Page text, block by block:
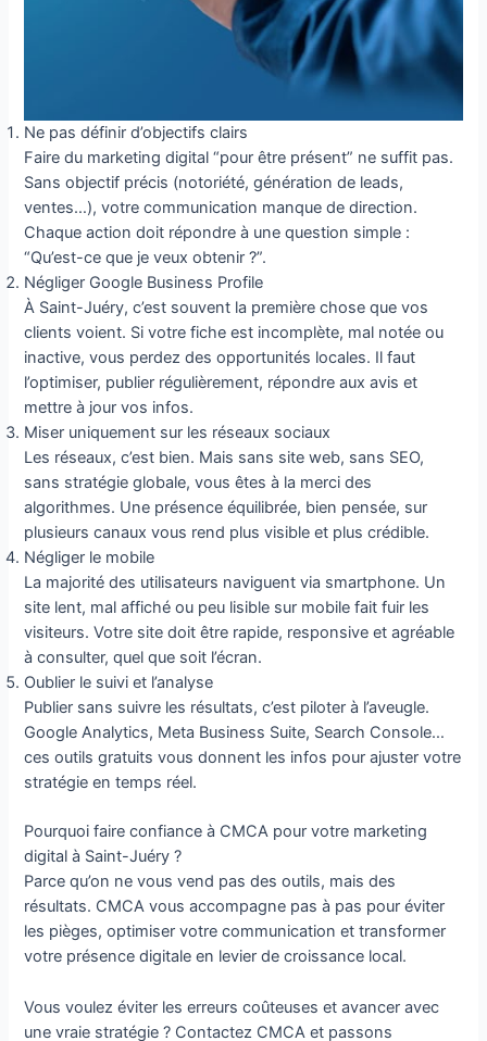
Ne pas définir d’objectifs clairs
Faire du marketing digital “pour être présent” ne suffit pas.
Sans objectif précis (notoriété, génération de leads,
ventes…), votre communication manque de direction.
Chaque action doit répondre à une question simple :
“Qu’est-ce que je veux obtenir ?”.
Négliger Google Business Profile
À Saint-Juéry, c’est souvent la première chose que vos
clients voient. Si votre fiche est incomplète, mal notée ou
inactive, vous perdez des opportunités locales. Il faut
l’optimiser, publier régulièrement, répondre aux avis et
mettre à jour vos infos.
Miser uniquement sur les réseaux sociaux
Les réseaux, c’est bien. Mais sans site web, sans SEO,
sans stratégie globale, vous êtes à la merci des
algorithmes. Une présence équilibrée, bien pensée, sur
plusieurs canaux vous rend plus visible et plus crédible.
Négliger le mobile
La majorité des utilisateurs naviguent via smartphone. Un
site lent, mal affiché ou peu lisible sur mobile fait fuir les
visiteurs. Votre site doit être rapide, responsive et agréable
à consulter, quel que soit l’écran.
Oublier le suivi et l’analyse
Publier sans suivre les résultats, c’est piloter à l’aveugle.
Google Analytics, Meta Business Suite, Search Console…
ces outils gratuits vous donnent les infos pour ajuster votre
stratégie en temps réel.
Pourquoi faire confiance à CMCA pour votre marketing
digital à Saint-Juéry ?
Parce qu’on ne vous vend pas des outils, mais des
résultats. CMCA vous accompagne pas à pas pour éviter
les pièges, optimiser votre communication et transformer
votre présence digitale en levier de croissance local.
Vous voulez éviter les erreurs coûteuses et avancer avec
une vraie stratégie ? Contactez CMCA et passons